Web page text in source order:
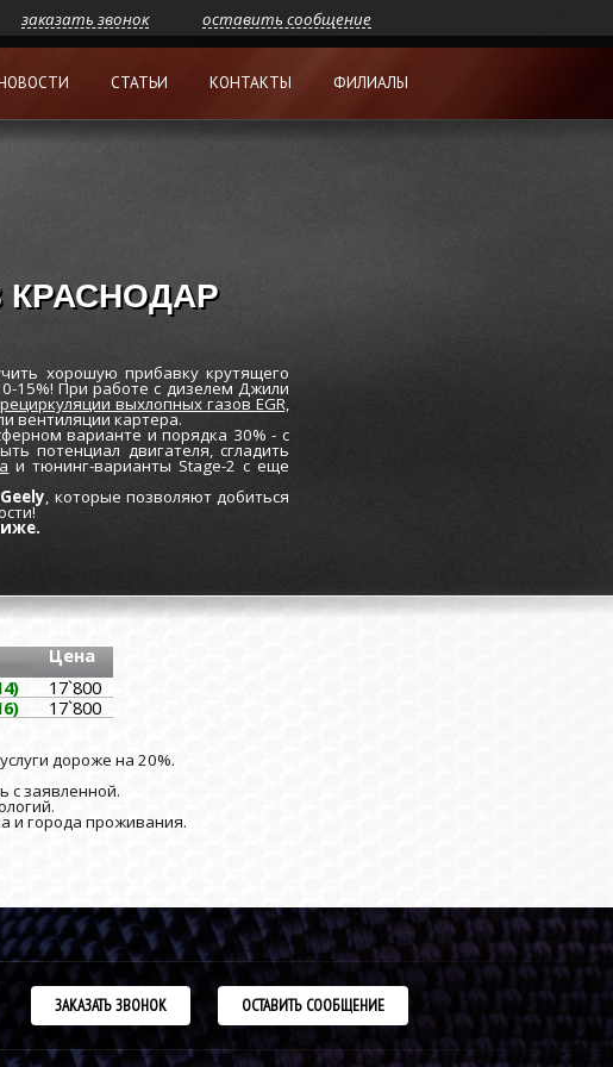
заказать звонок оставить сообщение
СТАТЬИ КОНТАКТЫ ФИЛИАЛЫ
КРАСНОДАР
хорошую прибавку крутящего
15%! При работе с дизелем Джили
выхлопных газов EGR,
вентиляции картера.
варианте и порядка 30% - с
потенциал двигателя, сгладить
и тюнинг-варианты Stage-2 с еще
, которые позволяют добиться
Цена
17`800
17`800
дороже на 20%.
с заявленной.
и города проживания.
ЗАКАЗАТЬ ЗВОНОК ОСТАВИТЬ СООБЩЕНИЕ